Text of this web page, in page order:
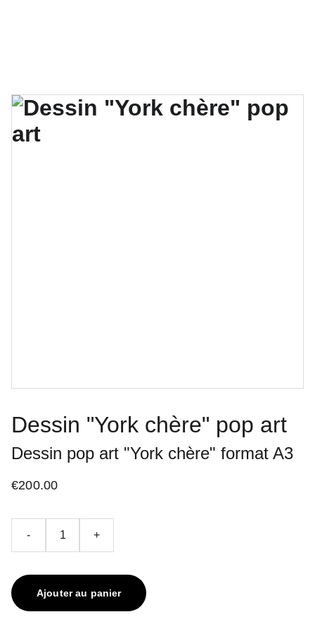
Dessin "York chère" pop art
Dessin pop art "York chère" format A3
€200.00
- +
Ajouter au panier